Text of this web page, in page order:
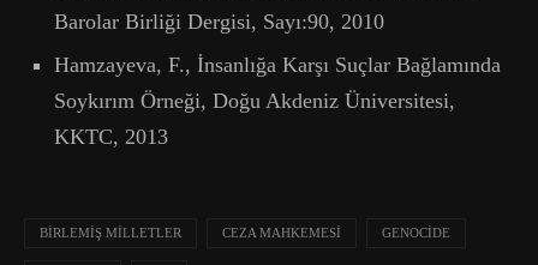
Barolar Birliği Dergisi, Sayı:90, 2010
Hamzayeva, F., İnsanlığa Karşı Suçlar Bağlamında
Soykırım Örneği, Doğu Akdeniz Üniversitesi,
KKTC, 2013
BİRLEMİŞ MİLLETLER CEZA MAHKEMESİ GENOCİDE